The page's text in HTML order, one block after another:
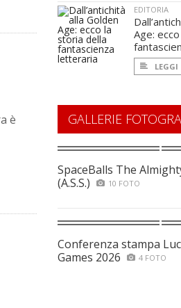
è
EDITORIA
Age:
LEGGI
GALLERIE
SpaceBalls The
(A.S.S.)
10 FOTO
Conferenza stampa
Games 2026
4 FOTO